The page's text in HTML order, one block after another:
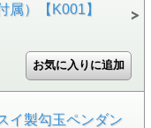
属）【K001】
イ製勾玉ペンダン